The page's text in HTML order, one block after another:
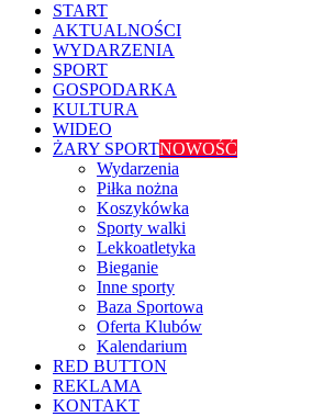
START
AKTUALNOŚCI
WYDARZENIA
SPORT
GOSPODARKA
KULTURA
WIDEO
ŻARY SPORTNOWOŚĆ
Wydarzenia
Piłka nożna
Koszykówka
Sporty walki
Lekkoatletyka
Bieganie
Inne sporty
Baza Sportowa
Oferta Klubów
Kalendarium
RED BUTTON
REKLAMA
KONTAKT